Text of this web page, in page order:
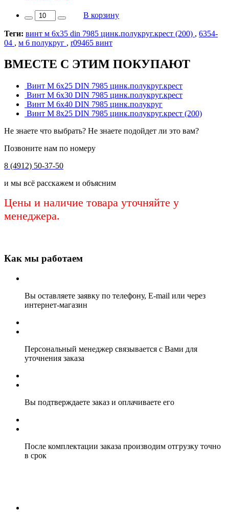
В корзину
Теги: винт м 6х35 din 7985 цинк.полукруг.крест (200) , 6354-
04 , м 6 полукруг , r09465 винт
ВМЕСТЕ С ЭТИМ ПОКУПАЮТ
Винт М 6х25 DIN 7985 цинк.полукруг.крест
Винт М 6х30 DIN 7985 цинк.полукруг.крест
Винт М 6х40 DIN 7985 цинк.полукруг
Винт М 8х25 DIN 7985 цинк.полукруг.крест (200)
Не знаете что выбрать? Не знаете подойдет ли это вам?
Позвоните нам по номеру
8 (4912) 50-37-50
и мы всё расскажем и объясним
Цены и наличие товара уточняйте у
менеджера.
Как мы работаем
Вы оставляете заявку по телефону, E-mail или через
интернет-магазин
Персональный менеджер связывается с Вами для
уточнения заказа
Вы подтверждаете заказ и оплачиваете его
После комплектации заказа производим отгрузку точно
в срок